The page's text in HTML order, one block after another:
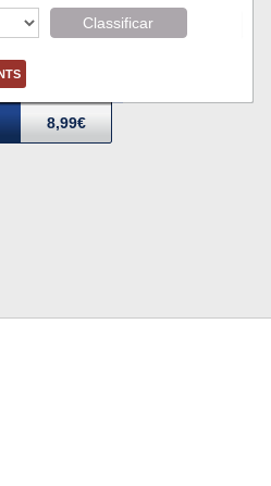
Classificar
8,99€